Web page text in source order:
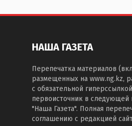
НАША ГАЗЕТА
Перепечатка материалов
размещенных на www.ng.kz,
с обязательной
первоисточник в
"Наша Газета". Полная
соглашению с редакцией